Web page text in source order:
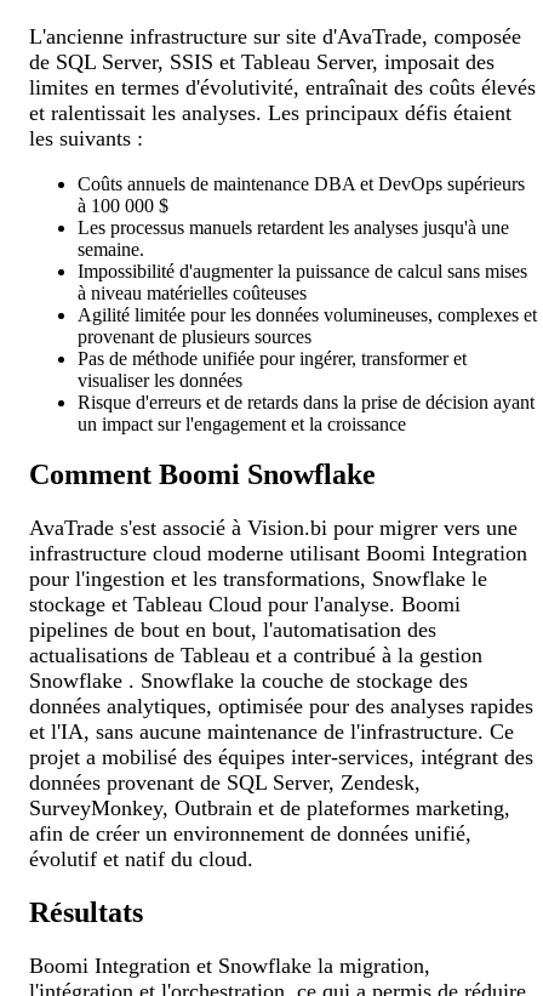
L'ancienne infrastructure sur site d'AvaTrade, composée
de SQL Server, SSIS et Tableau Server, imposait des
limites en termes d'évolutivité, entraînait des coûts élevés
et ralentissait les analyses. Les principaux défis étaient
les suivants :
Coûts annuels de maintenance DBA et DevOps supérieurs
à 100 000 $
Les processus manuels retardent les analyses jusqu'à une
semaine.
Impossibilité d'augmenter la puissance de calcul sans mises
à niveau matérielles coûteuses
Agilité limitée pour les données volumineuses, complexes et
provenant de plusieurs sources
Pas de méthode unifiée pour ingérer, transformer et
visualiser les données
Risque d'erreurs et de retards dans la prise de décision ayant
un impact sur l'engagement et la croissance
Comment Boomi Snowflake
AvaTrade s'est associé à Vision.bi pour migrer vers une
infrastructure cloud moderne utilisant Boomi Integration
pour l'ingestion et les transformations, Snowflake le
stockage et Tableau Cloud pour l'analyse. Boomi
pipelines de bout en bout, l'automatisation des
actualisations de Tableau et a contribué à la gestion
Snowflake . Snowflake la couche de stockage des
données analytiques, optimisée pour des analyses rapides
et l'IA, sans aucune maintenance de l'infrastructure. Ce
projet a mobilisé des équipes inter-services, intégrant des
données provenant de SQL Server, Zendesk,
SurveyMonkey, Outbrain et de plateformes marketing,
afin de créer un environnement de données unifié,
évolutif et natif du cloud.
Résultats
Boomi Integration et Snowflake la migration,